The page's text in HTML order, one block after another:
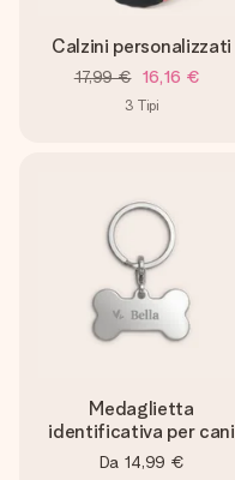
Calzini personalizzati
17,99 € 16,16 €
3 Tipi
Medaglietta
identificativa per cani
Da 14,99 €